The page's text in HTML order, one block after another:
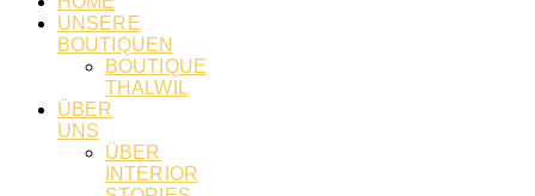
UNSERE
BOUTIQUEN
BOUTIQUE
THALWIL
ÜBER
UNS
ÜBER
INTERIOR